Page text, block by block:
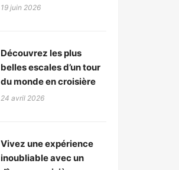
19 juin 2026
Découvrez les plus
belles escales d’un tour
du monde en croisière
24 avril 2026
Vivez une expérience
inoubliable avec un